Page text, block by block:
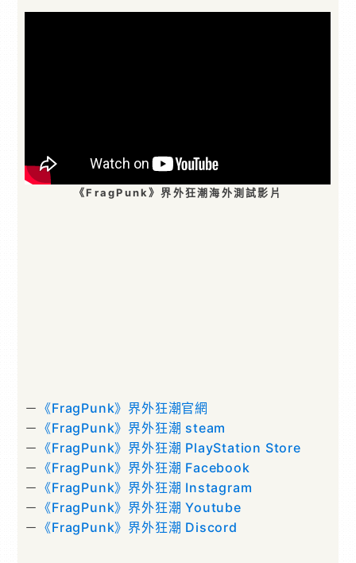
《FragPunk》界外狂潮海外測試影片
－ 《FragPunk》界外狂潮官網
－ 《FragPunk》界外狂潮 steam
－ 《FragPunk》界外狂潮 PlayStation Store
－ 《FragPunk》界外狂潮 Facebook
－ 《FragPunk》界外狂潮 Instagram
－ 《FragPunk》界外狂潮 Youtube
－ 《FragPunk》界外狂潮 Discord